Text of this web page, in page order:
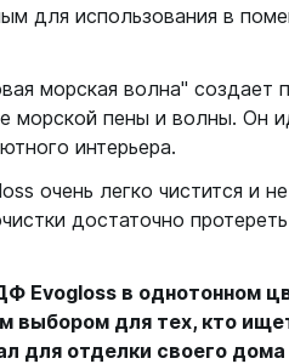
для использования в
морская волна" создает
морской пены и волны. Он
интерьера.
очень легко чистится и
достаточно
Evogloss в однотонном
выбором для тех, кто
для отделки своего дома